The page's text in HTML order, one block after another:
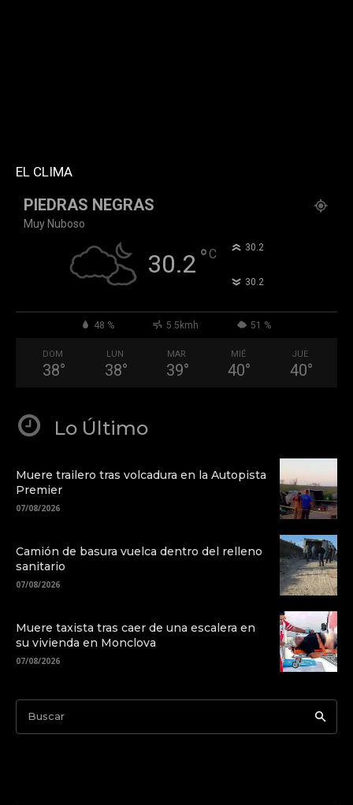
EL CLIMA
PIEDRAS NEGRAS
Muy Nuboso
30.2 °C 30.2°
30.2°
48 % 5.5kmh 51 %
DOM
38°
LUN
38°
MAR
39°
MIÉ
40°
JUE
40°
Lo Último
Muere trailero tras volcadura en la Autopista
Premier
07/08/2026
Camión de basura vuelca dentro del relleno
sanitario
07/08/2026
Muere taxista tras caer de una escalera en
su vivienda en Monclova
07/08/2026
Buscar